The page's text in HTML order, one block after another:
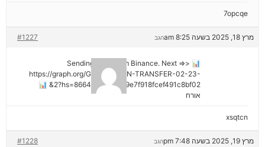
7opcqe
מרץ 18, 2025 בשעה 8:25 am #1227 הגב
📊 Sending a gift from Binance. Next =>>
https://graph.org/GET-BITCOIN-TRANSFER-02-23-
2?hs=8664c520642b9e7f918fcef491c8bf02& 📊
אורח
xsqtcn
מרץ 19, 2025 בשעה 7:48 pm #1228 הגב